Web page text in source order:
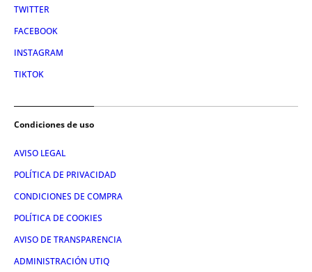
TWITTER
FACEBOOK
INSTAGRAM
TIKTOK
Condiciones de uso
AVISO LEGAL
POLÍTICA DE PRIVACIDAD
CONDICIONES DE COMPRA
POLÍTICA DE COOKIES
AVISO DE TRANSPARENCIA
ADMINISTRACIÓN UTIQ